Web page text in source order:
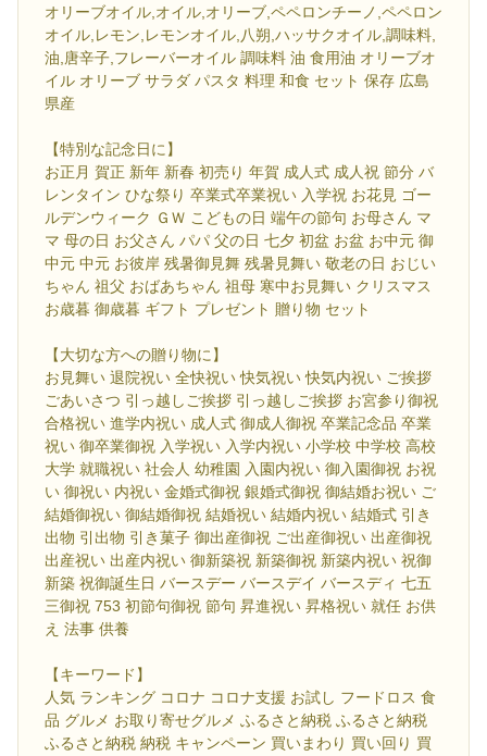
オリーブオイル,オイル,オリーブ,ペペロンチーノ,ペペロン
オイル,レモン,レモンオイル,八朔,ハッサクオイル,調味料,
油,唐辛子,フレーバーオイル 調味料 油 食用油 オリーブオ
イル オリーブ サラダ パスタ 料理 和食 セット 保存 広島
県産
【特別な記念日に】
お正月 賀正 新年 新春 初売り 年賀 成人式 成人祝 節分 バ
レンタイン ひな祭り 卒業式卒業祝い 入学祝 お花見 ゴー
ルデンウィーク ＧＷ こどもの日 端午の節句 お母さん マ
マ 母の日 お父さん パパ 父の日 七夕 初盆 お盆 お中元 御
中元 中元 お彼岸 残暑御見舞 残暑見舞い 敬老の日 おじい
ちゃん 祖父 おばあちゃん 祖母 寒中お見舞い クリスマス
お歳暮 御歳暮 ギフト プレゼント 贈り物 セット
【大切な方への贈り物に】
お見舞い 退院祝い 全快祝い 快気祝い 快気内祝い ご挨拶
ごあいさつ 引っ越しご挨拶 引っ越しご挨拶 お宮参り御祝
合格祝い 進学内祝い 成人式 御成人御祝 卒業記念品 卒業
祝い 御卒業御祝 入学祝い 入学内祝い 小学校 中学校 高校
大学 就職祝い 社会人 幼稚園 入園内祝い 御入園御祝 お祝
い 御祝い 内祝い 金婚式御祝 銀婚式御祝 御結婚お祝い ご
結婚御祝い 御結婚御祝 結婚祝い 結婚内祝い 結婚式 引き
出物 引出物 引き菓子 御出産御祝 ご出産御祝い 出産御祝
出産祝い 出産内祝い 御新築祝 新築御祝 新築内祝い 祝御
新築 祝御誕生日 バースデー バースデイ バースディ 七五
三御祝 753 初節句御祝 節句 昇進祝い 昇格祝い 就任 お供
え 法事 供養
【キーワード】
人気 ランキング コロナ コロナ支援 お試し フードロス 食
品 グルメ お取り寄せグルメ ふるさと納税 ふるさと納税
ふるさと納税 納税 キャンペーン 買いまわり 買い回り 買